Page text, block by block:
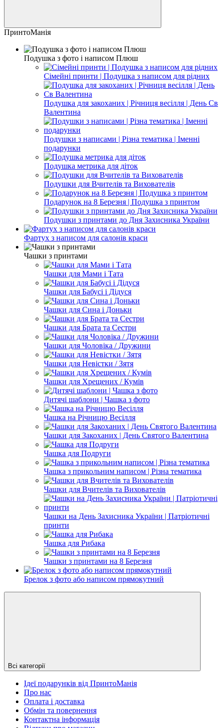
ПринтоМанія
Подушка з фото і написом Плюш
Сімейні принти | Подушка з написом для рідних
Подушка для закоханих | Річниця весілля | День Св
Валентина
Подушки з написами | Різна тематика | Іменні
подарунки
Подушка метрика для діток
Подушки для Вчителів та Вихователів
Подарунок на 8 Березня | Подушка з принтом
Подушки з принтами до Дня Захисника України
Фартух з написом для салонів краси
Чашки з принтами
Чашки для Мами і Тата
Чашки для Бабусі і Дідуся
Чашки для Сина і Доньки
Чашки для Брата та Сестри
Чашки для Чоловіка / Дружини
Чашки для Невістки / Зятя
Чашки для Хрещених / Кумів
Дитячі шаблони | Чашка з фото
Чашка на Річницю Весілля
Чашки для Закоханих | День Святого Валентина
Чашка для Подруги
Чашка з прикольним написом | Різна тематика
Чашки для Вчителів та Вихователів
Чашки на День Захисника України | Патріотичні
принти
Чашка для Рибака
Чашки з принтами на 8 Березня
Брелок з фото або написом прямокутний
Всі категорії
Ідеї подарунків від ПринтоМанія
Про нас
Оплата і доставка
Обмін та повернення
Контактна інформація